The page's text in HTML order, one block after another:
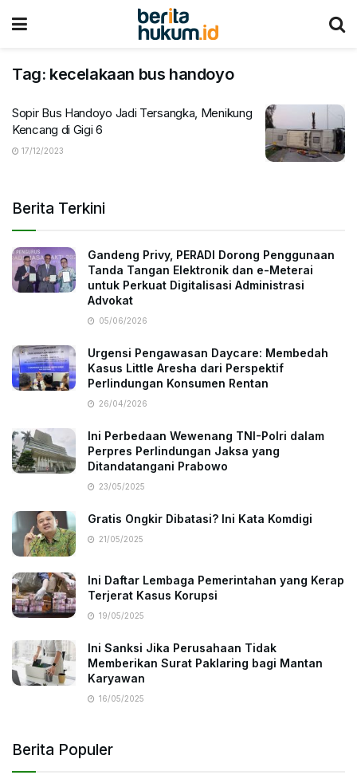
Tag: kecelakaan bus handoyo
Sopir Bus Handoyo Jadi Tersangka, Menikung
Kencang di Gigi 6
17/12/2023
Berita Terkini
Gandeng Privy, PERADI Dorong Penggunaan
Tanda Tangan Elektronik dan e-Meterai
untuk Perkuat Digitalisasi Administrasi
Advokat
05/06/2026
Urgensi Pengawasan Daycare: Membedah
Kasus Little Aresha dari Perspektif
Perlindungan Konsumen Rentan
26/04/2026
Ini Perbedaan Wewenang TNI-Polri dalam
Perpres Perlindungan Jaksa yang
Ditandatangani Prabowo
23/05/2025
Gratis Ongkir Dibatasi? Ini Kata Komdigi
21/05/2025
Ini Daftar Lembaga Pemerintahan yang Kerap
Terjerat Kasus Korupsi
19/05/2025
Ini Sanksi Jika Perusahaan Tidak
Memberikan Surat Paklaring bagi Mantan
Karyawan
16/05/2025
Berita Populer